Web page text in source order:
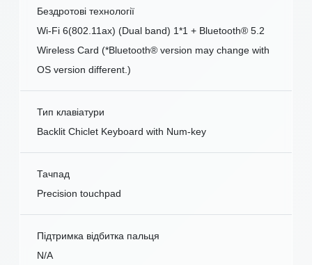
Бездротові технології
Wi-Fi 6(802.11ax) (Dual band) 1*1 + Bluetooth® 5.2
Wireless Card (*Bluetooth® version may change with
OS version different.)
Тип клавіатури
Backlit Chiclet Keyboard with Num-key
Тачпад
Precision touchpad
Підтримка відбитка пальця
N/A